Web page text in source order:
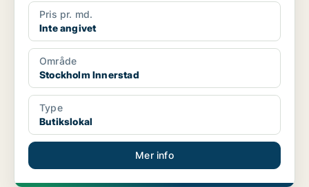
Pris pr. md.
Inte angivet
Område
Stockholm Innerstad
Type
Butikslokal
Mer info